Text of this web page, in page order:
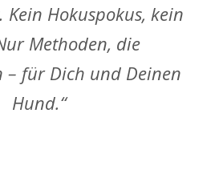
Kein Hokuspokus, kein
Methoden, die
für Dich und Deinen
Hund.“